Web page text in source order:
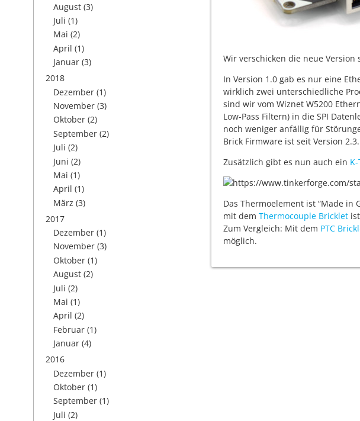
August (3)
Juli (1)
Mai (2)
April (1)
Januar (3)
2018
Dezember (1)
November (3)
Oktober (2)
September (2)
Juli (2)
Juni (2)
Mai (1)
April (1)
März (3)
2017
Dezember (1)
November (3)
Oktober (1)
August (2)
Juli (2)
Mai (1)
April (2)
Februar (1)
Januar (4)
2016
Dezember (1)
Oktober (1)
September (1)
Juli (2)
Wir verschicken die neue
In Version 1.0 gab es nur eine
wirklich zwei unterschiedliche
sind wir vom Wiznet W5200
Low-Pass Filtern) in die SPI
noch weniger anfällig für
Brick Firmware ist seit Version
Zusätzlich gibt es nun auch ein
Das Thermoelement ist “Made in
mit dem Thermocouple Bricklet
Zum Vergleich: Mit dem PTC
möglich.